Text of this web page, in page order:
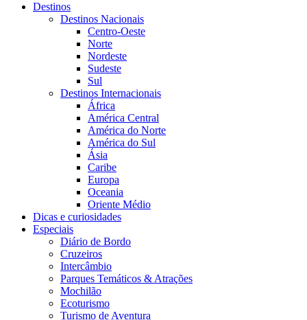
Destinos
Destinos Nacionais
Centro-Oeste
Norte
Nordeste
Sudeste
Sul
Destinos Internacionais
África
América Central
América do Norte
América do Sul
Ásia
Caribe
Europa
Oceania
Oriente Médio
Dicas e curiosidades
Especiais
Diário de Bordo
Cruzeiros
Intercâmbio
Parques Temáticos & Atrações
Mochilão
Ecoturismo
Turismo de Aventura